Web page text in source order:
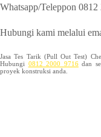
Whatsapp/Teleppon
Hubungi kami melalui
Jasa Tes Tarik (Pull Out Test)
Hubungi 0812 2000 9716dan
proyek konstruksi anda.